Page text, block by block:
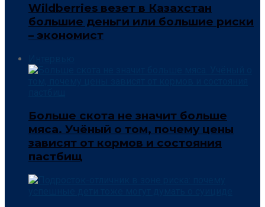
Wildberries везет в Казахстан
большие деньги или большие риски
– экономист
Больше скота не значит больше
мяса. Учёный о том, почему цены
зависят от кормов и состояния
пастбищ